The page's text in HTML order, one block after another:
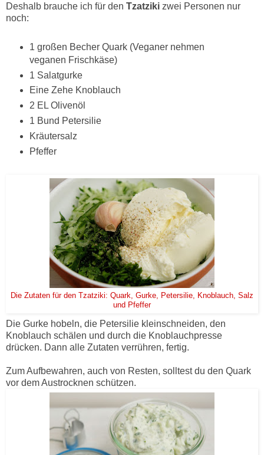
Deshalb brauche ich für den Tzatziki zwei Personen nur
noch:
1 großen Becher Quark (Veganer nehmen
veganen Frischkäse)
1 Salatgurke
Eine Zehe Knoblauch
2 EL Olivenöl
1 Bund Petersilie
Kräutersalz
Pfeffer
Die Zutaten für den Tzatziki: Quark, Gurke, Petersilie, Knoblauch, Salz
und Pfeffer
Die Gurke hobeln, die Petersilie kleinschneiden, den
Knoblauch schälen und durch die Knoblauchpresse
drücken. Dann alle Zutaten verrühren, fertig.
Zum Aufbewahren, auch von Resten, solltest du den Quark
vor dem Austrocknen schützen.